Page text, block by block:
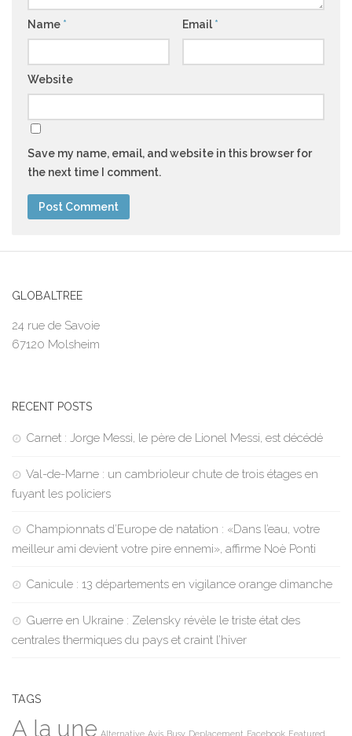
Name * Email *
Website
Save my name, email, and website in this browser for
the next time I comment.
GLOBALTREE
24 rue de Savoie
67120 Molsheim
RECENT POSTS
Carnet : Jorge Messi, le père de Lionel Messi, est décédé
Val-de-Marne : un cambrioleur chute de trois étages en
fuyant les policiers
Championnats d’Europe de natation : «Dans l’eau, votre
meilleur ami devient votre pire ennemi», affirme Noè Ponti
Canicule : 13 départements en vigilance orange dimanche
Guerre en Ukraine : Zelensky révèle le triste état des
centrales thermiques du pays et craint l’hiver
TAGS
A la une Alternative Avis Busy Deplacement Facebook Featured